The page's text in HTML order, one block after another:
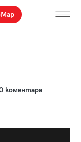
0 коментара